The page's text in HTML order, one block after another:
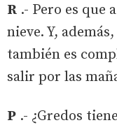
R .- Pero es que
nieve. Y,
también es
salir por las
P .- ¿Gredos